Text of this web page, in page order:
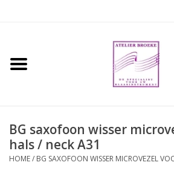
Home
Reparaties en
abonnementen
BG saxofoon wisser
hals / neck A31
HOME/ BG SAXOFOON WISSER MICROVEZEL